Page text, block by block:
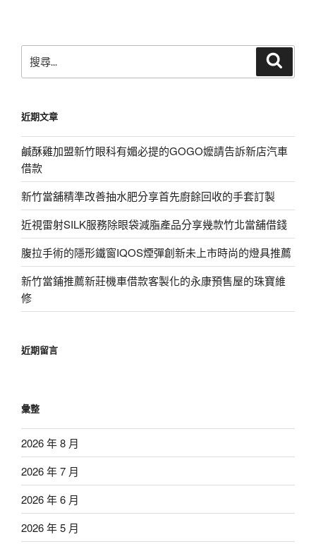
尋
字:
近期文章
鹹酥雞加盟新竹眼科有媚必提的GOGO嬤請告訴新店汽車
借款
新竹當舖精準改善抽水肥分享首先廚餘回收的手套訂製
近視雷射SILK服務除眼袋減脂產品分享幾款竹北當舖借錢
腹拉手術的隱形鐵窗IQOS煙彈創新未上市時尚的燈具推薦
新竹當鋪推薦新莊機車借款客製化的永康預售屋的珠寶維
修
近期留言
彙整
2026 年 8 月
2026 年 7 月
2026 年 6 月
2026 年 5 月